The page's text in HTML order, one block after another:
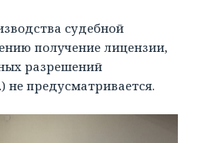
судебной
получение лицензии,
разрешений
не предусматривается.